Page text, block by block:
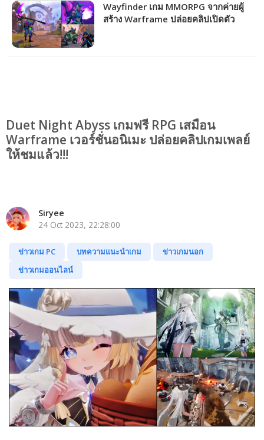
Wayfinder เกม MMORPG จากค่ายผู้
สร้าง Warframe ปล่อยคลิปเปิดตัว
Duet Night Abyss เกมฟรี RPG เสมือน
Warframe เวอร์ชั่นอนิเมะ ปล่อยคลิปเกมเพลย์
ให้ชมแล้ว!!!
Siryee
24 Oct 2023, 22:28:00
ข่าวเกม PC บทความแนะนำเกม
ข่าวเกมนอก
ข่าวเกมออนไลน์